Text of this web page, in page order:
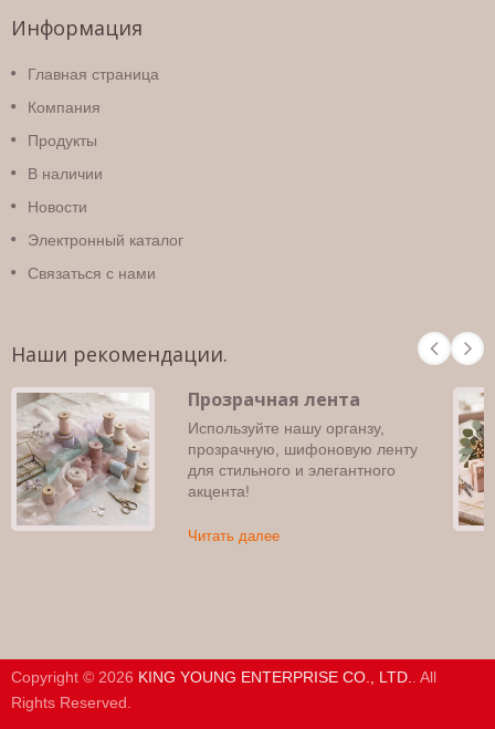
Информация
Главная страница
Компания
Продукты
В наличии
Новости
Электронный каталог
Связаться с нами
Наши рекомендации.
Прозрачная лента
Используйте нашу органзу,
прозрачную, шифоновую ленту
для стильного и элегантного
акцента!
Читать далее
Copyright © 2026 KING YOUNG ENTERPRISE CO., LTD.. All
Rights Reserved.